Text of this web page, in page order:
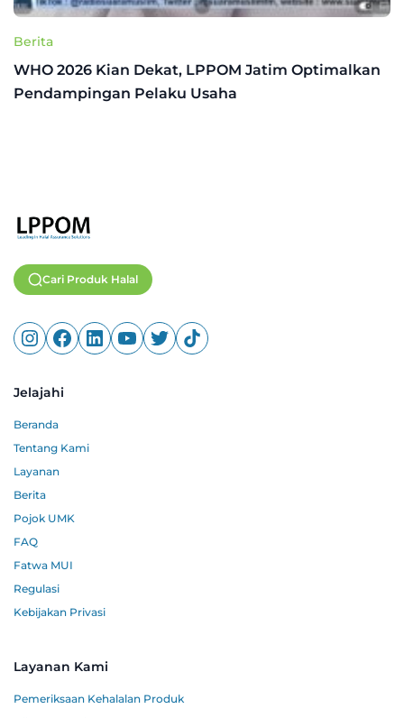
Berita
WHO 2026 Kian Dekat, LPPOM Jatim Optimalkan
Pendampingan Pelaku Usaha
Cari Produk Halal
Jelajahi
Beranda
Tentang Kami
Layanan
Berita
Pojok UMK
FAQ
Fatwa MUI
Regulasi
Kebijakan Privasi
Layanan Kami
Pemeriksaan Kehalalan Produk